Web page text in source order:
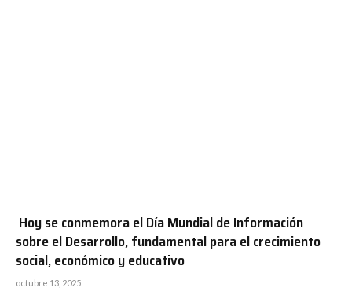
Hoy se conmemora el Día Mundial de Información
sobre el Desarrollo, fundamental para el crecimiento
social, económico y educativo
octubre 13, 2025